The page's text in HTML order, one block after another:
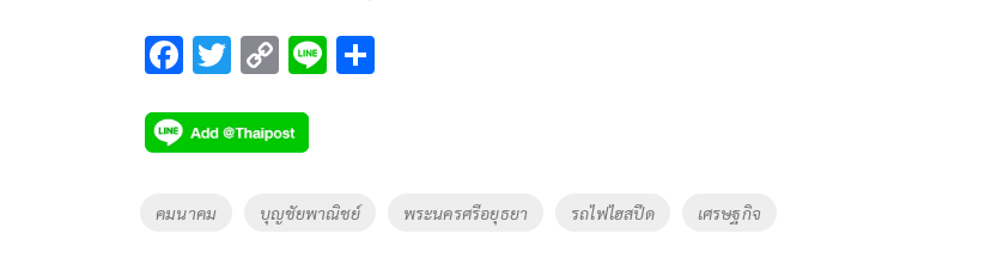
F
e
b
o
T
tt
er
C
p
y
Li
Li
Tags
คมนาคม บุญชัยพาณิชย์ พระนครศรีอยุธยา รถไฟไฮสปีด เศรษฐกิจ